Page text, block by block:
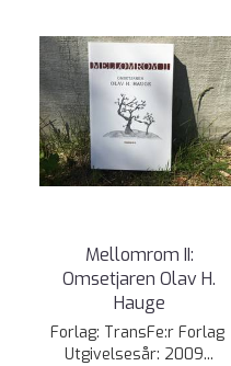
Mellomrom II:
Omsetjaren Olav H.
Hauge
Forlag: TransFe:r Forlag
Utgivelsesår: 2009...